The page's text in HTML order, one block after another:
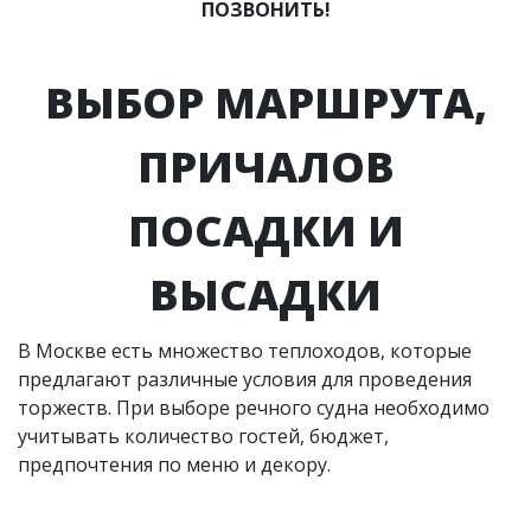
ПОЗВОНИТЬ!
ВЫБОР МАРШРУТА,
ПРИЧАЛОВ
ПОСАДКИ И
ВЫСАДКИ
В Москве есть множество теплоходов, которые
предлагают различные условия для проведения
торжеств. При выборе речного судна необходимо
учитывать количество гостей, бюджет,
предпочтения по меню и декору.